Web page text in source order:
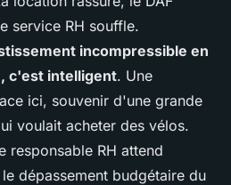
service RH souffle.
incompressible en
c'est intelligent. Une
ici, souvenir d'une grande
voulait acheter des vélos.
responsable RH attend
dépassement budgétaire du